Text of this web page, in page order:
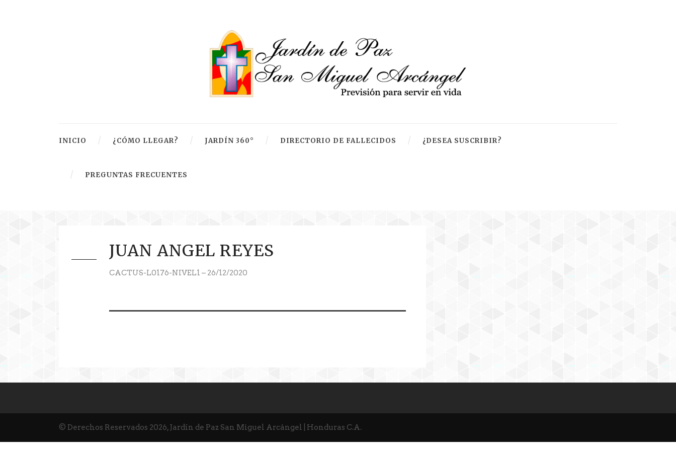
INICIO ¿CÓMO LLEGAR? JARDÍN 360° DIRECTORIO DE FALLECIDOS ¿DESEA SUSCRIBIR?
PREGUNTAS FRECUENTES
JUAN ANGEL REYES
CACTUS-L0176-NIVEL1 – 26/12/2020
© Derechos Reservados 2026, Jardín de Paz San Miguel Arcángel | Honduras C.A.